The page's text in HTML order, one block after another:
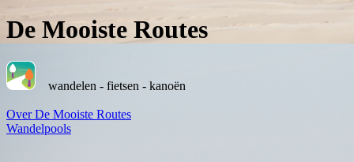
De Mooiste Routes
wandelen - fietsen - kanoën
Over De Mooiste Routes
Wandelpools